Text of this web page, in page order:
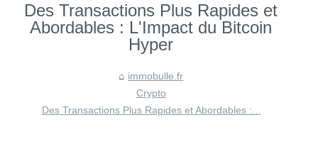
Des Transactions Plus Rapides et
Abordables : L'Impact du Bitcoin
Hyper
immobulle.fr
Crypto
Des Transactions Plus Rapides et Abordables :...